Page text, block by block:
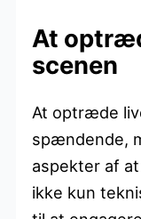
At
scenen
At optræde
spændende,
aspekter af
ikke kun